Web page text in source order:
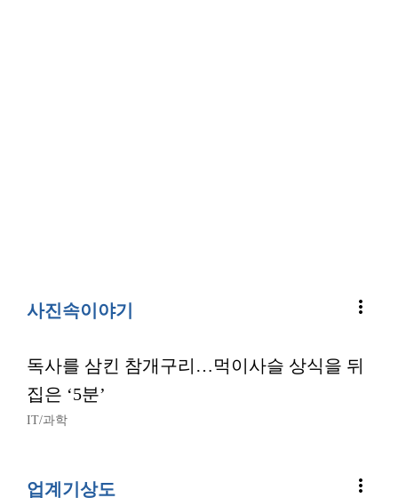
사진속이야기 more_vert
독사를 삼킨 참개구리…먹이사슬 상식을 뒤
집은 ‘5분’
IT/과학
업계기상도 more_vert